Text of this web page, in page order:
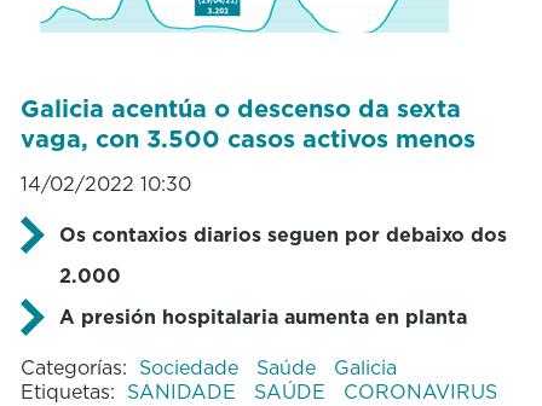
Galicia acentúa o descenso da sexta
vaga, con 3.500 casos activos menos
14/02/2022 10:30
Os contaxios diarios seguen por debaixo dos
2.000
A presión hospitalaria aumenta en planta
Categorías: Sociedade Saúde
Galicia
Etiquetas: SANIDADE SAÚDE CORONAVIRUS